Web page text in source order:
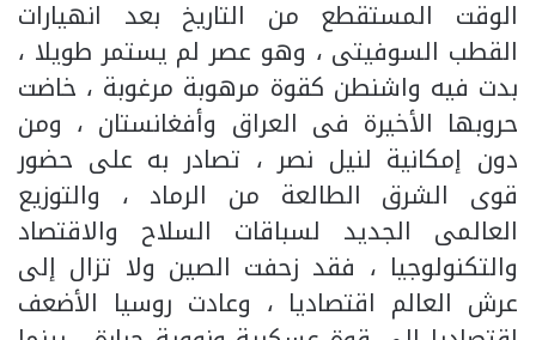
الوقت المستقطع من التاريخ بعد انهيارات
القطب السوفيتى ، وهو عصر لم يستمر طويلا ،
بدت فيه واشنطن كقوة مرهوبة مرغوبة ، خاضت
حروبها الأخيرة فى العراق وأفغانستان ، ومن
دون إمكانية لنيل نصر ، تصادر به على حضور
قوى الشرق الطالعة من الرماد ، والتوزيع
العالمى الجديد لسباقات السلاح والاقتصاد
والتكنولوجيا ، فقد زحفت الصين ولا تزال إلى
عرش العالم اقتصاديا ، وعادت روسيا الأضعف